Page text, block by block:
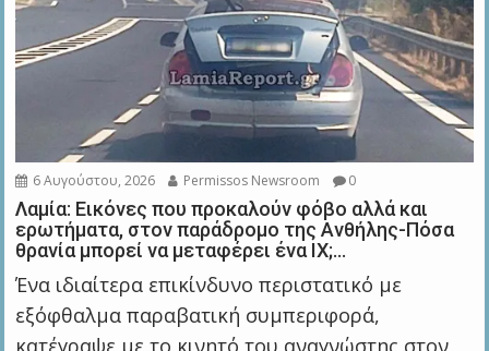
6 Αυγούστου, 2026 Permissos Newsroom 0
Λαμία: Εικόνες που προκαλούν φόβο αλλά και
ερωτήματα, στον παράδρομο της Ανθήλης-Πόσα
θρανία μπορεί να μεταφέρει ένα ΙΧ;…
Ένα ιδιαίτερα επικίνδυνο περιστατικό με
εξόφθαλμα παραβατική συμπεριφορά,
κατέγραψε με το κινητό του αναγνώστης στον